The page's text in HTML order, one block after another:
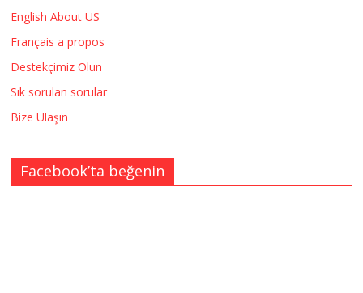
English About US
Français a propos
Destekçimiz Olun
Sık sorulan sorular
Bize Ulaşın
Facebook’ta beğenin